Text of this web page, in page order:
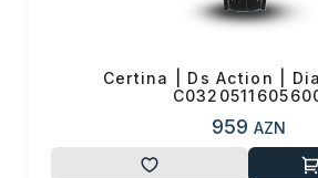
Certina | Ds Action |
959 AZN